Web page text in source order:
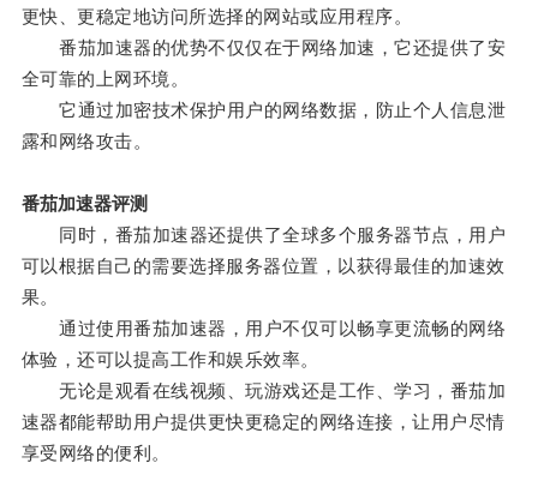
更快、更稳定地访问所选择的网站或应用程序。
番茄加速器的优势不仅仅在于网络加速，它还提供了安
全可靠的上网环境。
它通过加密技术保护用户的网络数据，防止个人信息泄
露和网络攻击。
番茄加速器评测
同时，番茄加速器还提供了全球多个服务器节点，用户
可以根据自己的需要选择服务器位置，以获得最佳的加速效
果。
通过使用番茄加速器，用户不仅可以畅享更流畅的网络
体验，还可以提高工作和娱乐效率。
无论是观看在线视频、玩游戏还是工作、学习，番茄加
速器都能帮助用户提供更快更稳定的网络连接，让用户尽情
享受网络的便利。